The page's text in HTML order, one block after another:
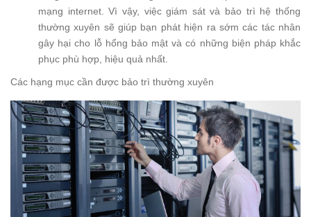
mạng internet. Vì vậy, việc giám sát và bảo trì hệ thống
thường xuyên sẽ giúp bạn phát hiện ra sớm các tác nhân
gây hại cho lỗ hổng bảo mật và có những biện pháp khắc
phục phù hợp, hiệu quả nhất.
Các hạng mục cần được bảo trì thường xuyên